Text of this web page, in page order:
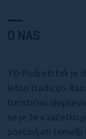
O NAS
TD Podčetrtek je
letno tradicijo.
turistično
se je že v začetku
postavljati temelji